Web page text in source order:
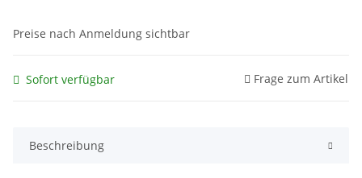
Preise nach Anmeldung sichtbar
Sofort verfügbar Frage zum Artikel
Beschreibung